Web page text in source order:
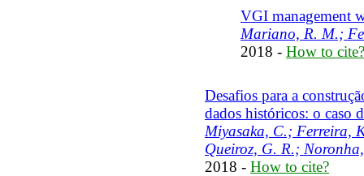
VGI management
Mariano, R. M.;
2018 - How to cite?
Desafios para a
dados históricos: o caso
Miyasaka, C.; Ferreira,
Queiroz, G. R.;
2018 - How to cite?